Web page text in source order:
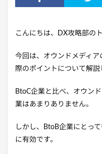
こんにちは、DX攻略部の
今回は、オウンドメディ
際のポイントについて解説
BtoC企業と比べ、オウン
業はあまりありません。
しかし、BtoB企業にとっ
に有効です。